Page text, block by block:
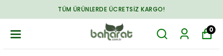
TÜM ÜRÜNLERDE ÜCRETSIZ KARGO!
0